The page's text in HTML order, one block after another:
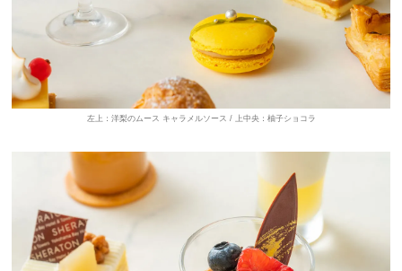
左上：洋梨のムース キャラメルソース / 上中央：柚子ショコラ